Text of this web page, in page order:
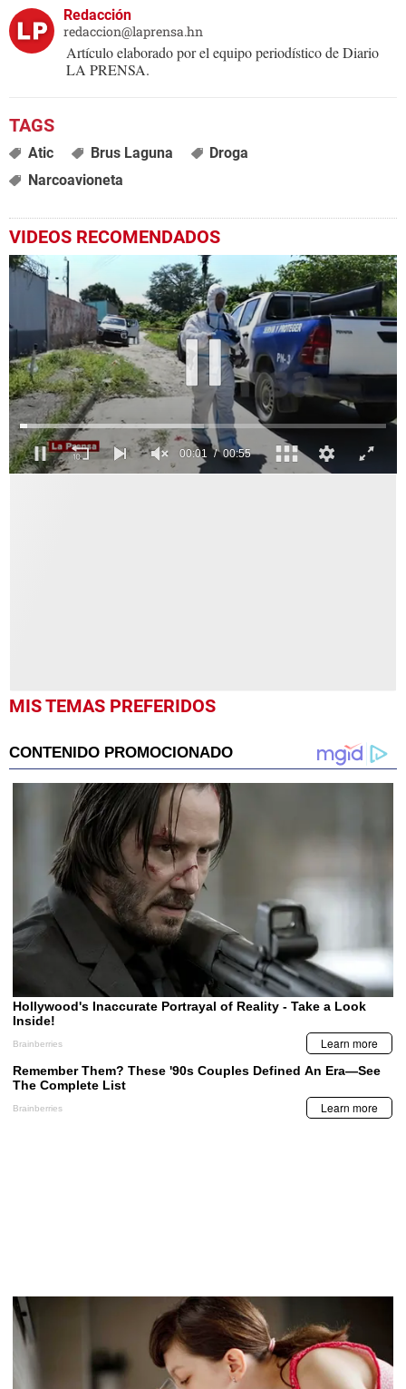
Redacción
redaccion@laprensa.hn
Artículo elaborado por el equipo periodístico de Diario
LA PRENSA.
Atic Brus Laguna
Droga
Narcoavioneta
VIDEOS RECOMENDADOS
MIS TEMAS PREFERIDOS